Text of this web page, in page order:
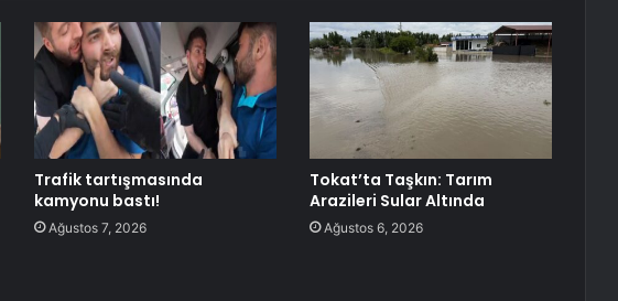
Trafik tartışmasında
kamyonu bastı!
Ağustos 7, 2026
Tokat’ta Taşkın: Tarım
Arazileri Sular Altında
Ağustos 6, 2026